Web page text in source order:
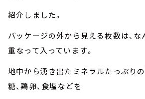
紹介しました。
パッケージの外から見える枚数は、な
重なって入っています。
地中から湧き出たミネラルたっぷりの
糖、鶏卵、食塩などを